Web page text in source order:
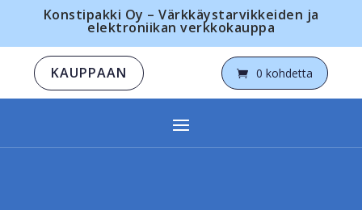
Konstipakki Oy – Värkkäystarvikkeiden ja
elektroniikan verkkokauppa
KAUPPAAN 0 kohdetta